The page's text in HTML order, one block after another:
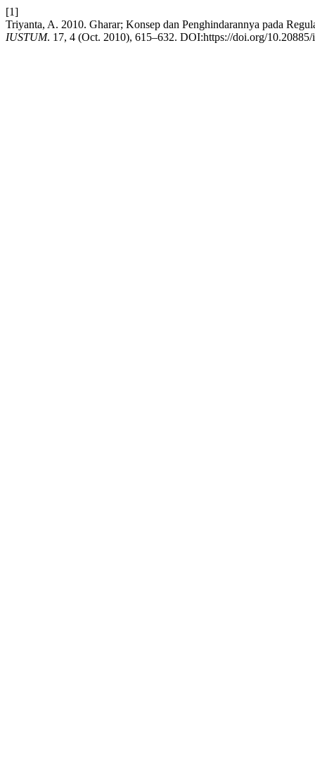
[1]
Triyanta, A. 2010. Gharar; Konsep dan Penghindarannya pada
IUSTUM. 17, 4 (Oct. 2010), 615–632. DOI:https://doi.org/10.20885/